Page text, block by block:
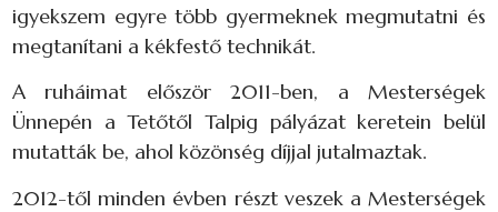
igyekszem egyre több gyermeknek megmutatni és
megtanítani a kékfestő technikát.
A ruháimat először 2011-ben, a Mesterségek
Ünnepén a Tetőtől Talpig pályázat keretein belül
mutatták be, ahol közönség díjjal jutalmaztak.
2012-től minden évben részt veszek a Mesterségek